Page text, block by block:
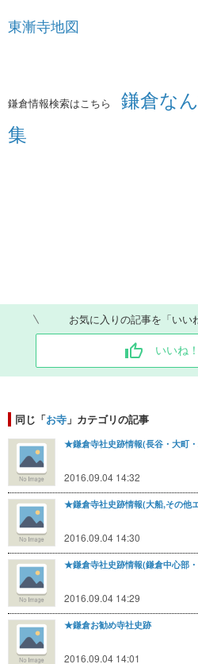
東漸寺地図
鎌倉情報検索はこちら 鎌倉な
集
お気に入りの記事を「いい
いいね！
同じ「お寺 」カテゴリの記事
★鎌倉寺社史跡情報(長谷・大町
2016.09.04 14:32
★鎌倉寺社史跡情報(大船,その他
2016.09.04 14:30
★鎌倉寺社史跡情報(鎌倉中心部
2016.09.04 14:29
★鎌倉お勧め寺社史跡
2016.09.04 14:01